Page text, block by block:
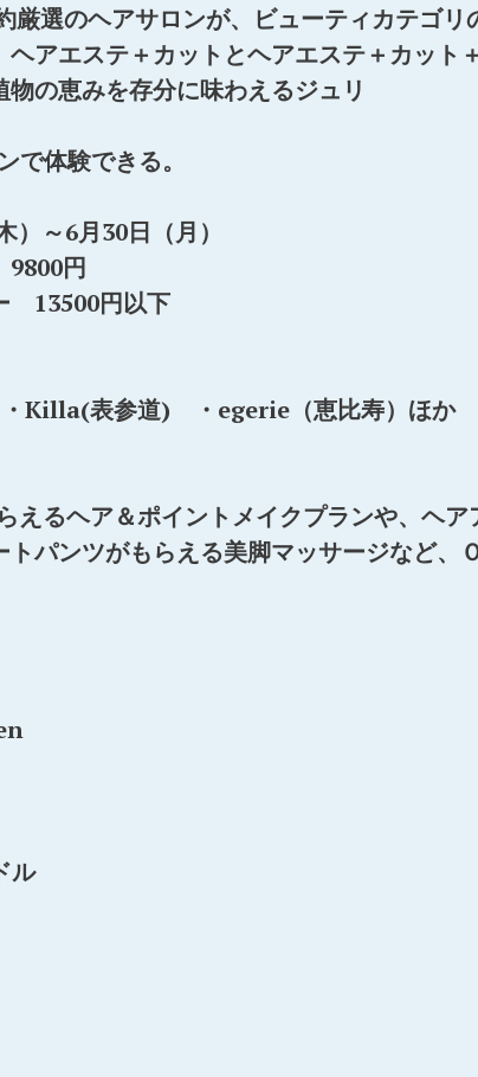
選のヘアサロンが、ビューティカテゴリ
アエステ＋カットとヘアエステ＋カット
の恵みを存分に味わえるジュリ
で体験できる。
～6月30日（月）
円
13500円以下
表参道) ・egerie（恵比寿）ほか
えるヘア＆ポイントメイクプランや、ヘ
パンツがもらえる美脚マッサージなど、
ル